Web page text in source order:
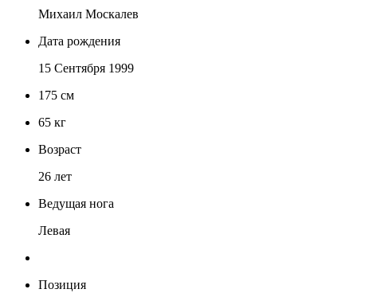
Михаил Москалев
Дата рождения
15 Сентября 1999
175 см
65 кг
Возраст
26 лет
Ведущая нога
Левая
Позиция